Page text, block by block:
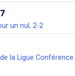
un nul, 2-2
la Ligue Conférence